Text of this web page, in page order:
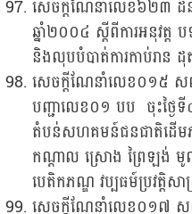
សេចក្តីណែនាំលេខ៦២៣ ដ
ឆ្នាំ២០០៤ ស្តីពីការអនុវត្ត
និងលុបបំបាត់ការកាប់រាន
សេចក្តីណែនាំលេខ០១៥
បញ្ជាលេខ០១ បប ចុះថ្ងៃទី
តំបន់សហគមន៍ជនជាតិដើម
កណ្តាល ស្រោង ព្រៃឡង់ មូល
បេតិកភណ្ឌ វប្បធម៍ប្រវត្តិសា
សេចក្តីណែនាំលេខ០១៧ ស